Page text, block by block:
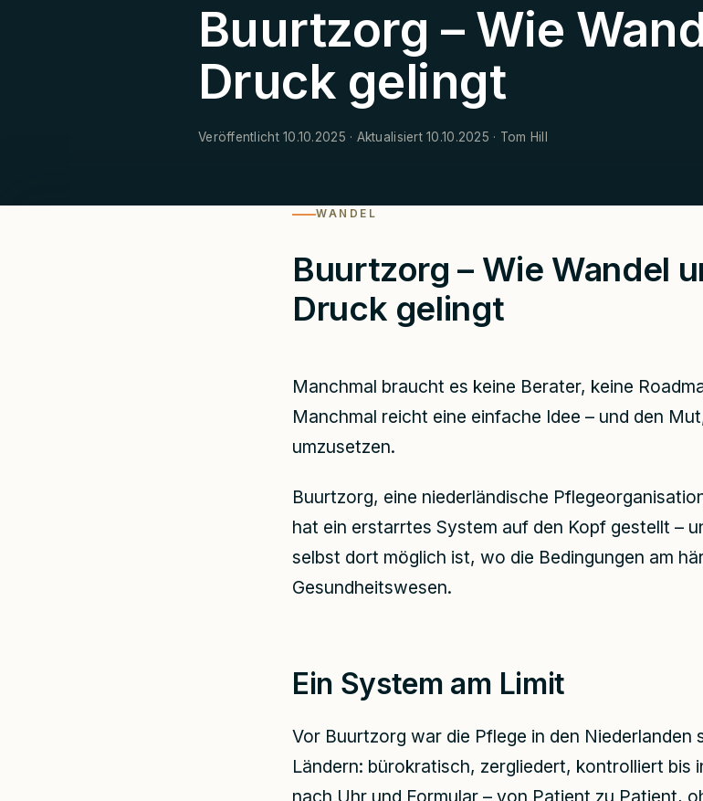
Buurtzorg – Wie
Druck gelingt
Veröffentlicht 10.10.2025 · Aktualisiert 10.10.2025 · Tom Hill
WANDEL
Buurtzorg – Wie Wandel
Druck gelingt
Manchmal braucht es keine Berater, keine
Manchmal reicht eine einfache Idee – und den
umzusetzen.
Buurtzorg, eine niederländische
hat ein erstarrtes System auf den Kopf gestellt –
selbst dort möglich ist, wo die Bedingungen am
Gesundheitswesen.
Ein System am Limit
Vor Buurtzorg war die Pflege in den Niederlanden
Ländern: bürokratisch, zergliedert, kontrolliert bis